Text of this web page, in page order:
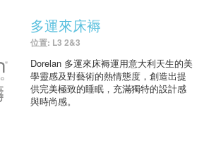
多運來床褥
位置: L3 2&3
Dorelan 多運來床褥運用意大利天生的美
學靈感及對藝術的熱情態度，創造出提
供完美極致的睡眠，充滿獨特的設計感
與時尚感。